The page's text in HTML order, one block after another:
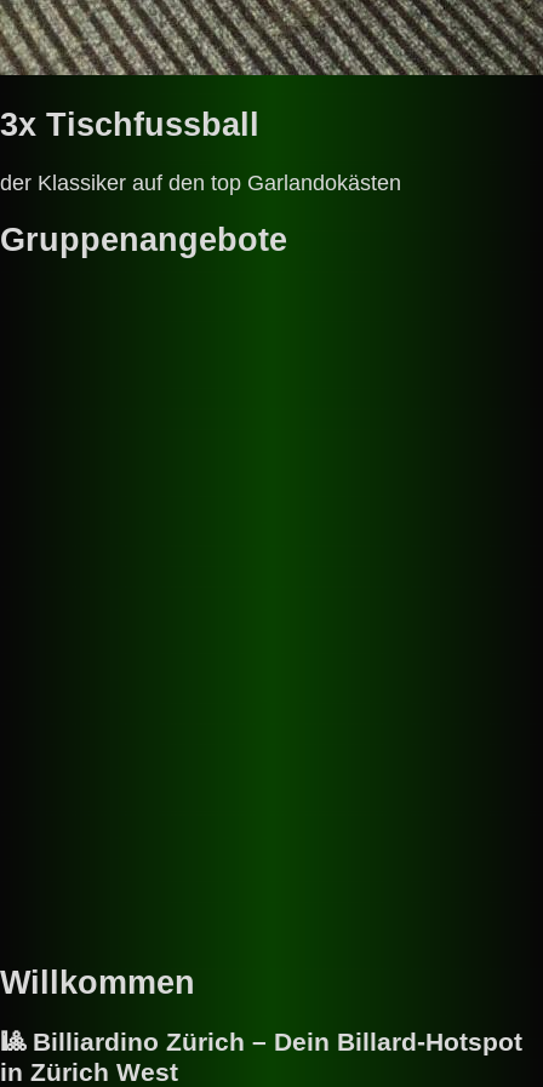
3x Tischfussball
der Klassiker auf den top Garlandokästen
Gruppenangebote
Willkommen
🎱 Billiardino Zürich – Dein Billard-Hotspot
in Zürich West